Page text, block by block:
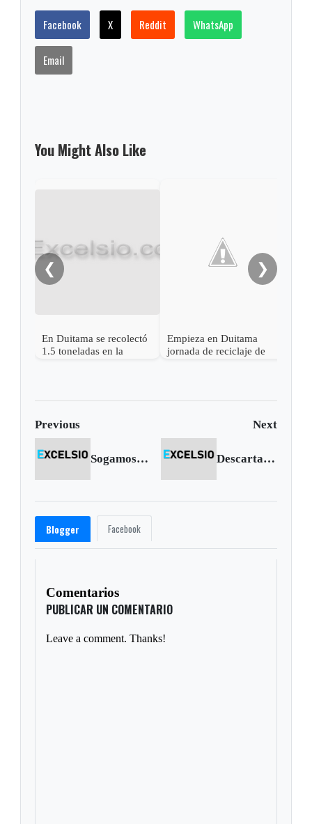
Facebook X Reddit WhatsApp
Email
You Might Also Like
❮
En Duitama se recolectó
1.5 toneladas en la
Empieza en Duitama
jornada de reciclaje de
❯
Previous Next
Sogamoso recuperará sus parques Descartan caso sospechoso de AH1N1 en Sogamoso
Blogger Facebook
Comentarios
PUBLICAR UN COMENTARIO
Leave a comment. Thanks!